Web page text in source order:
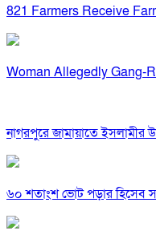
821 Farmers Receive
Woman Allegedly Gang-
নাগরপুরে জামায়াতে ইসলামীর
৬০ শতাংশ ভোট পড়ার হিসেব